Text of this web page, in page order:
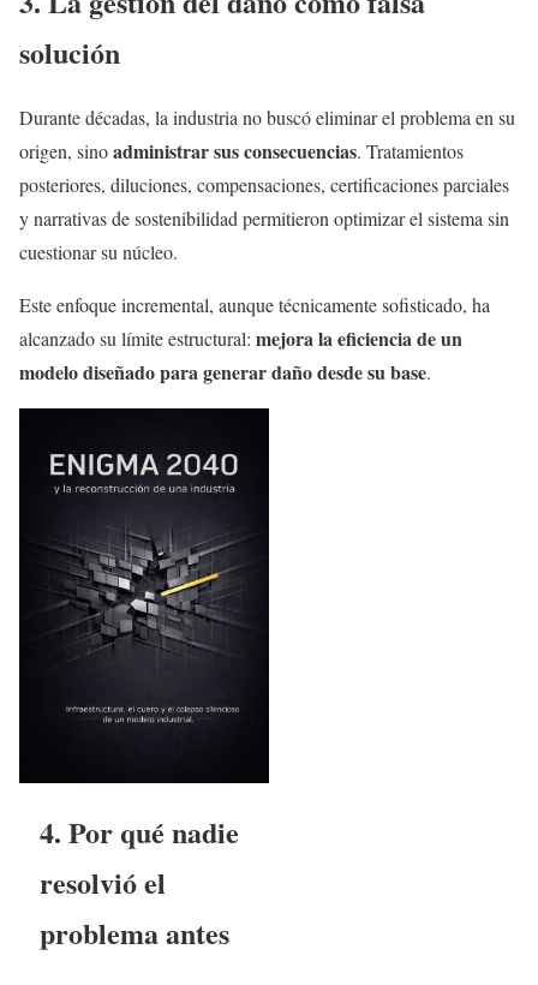
solución
Durante décadas, la industria no buscó eliminar el problema en su
origen, sinoadministrar sus consecuencias. Tratamientos
posteriores, diluciones, compensaciones, certificaciones parciales
y narrativas de sostenibilidad permitieron optimizar el sistema sin
cuestionar su núcleo.
Este enfoque incremental, aunque técnicamente sofisticado, ha
alcanzado su límite estructural: mejora la eficiencia de un
modelo diseñado para generar daño desde su base.
4. Por qué nadie
resolvió el
problema antes